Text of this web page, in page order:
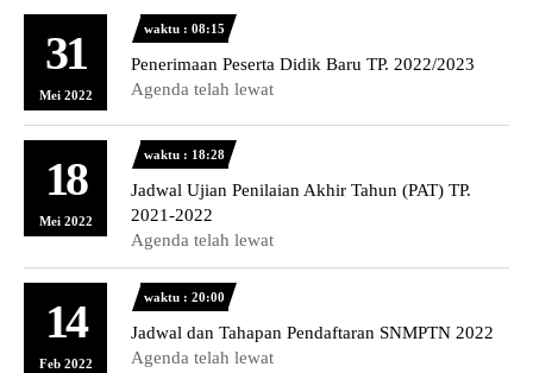
31
Mei 2022
waktu : 08:15
Penerimaan Peserta Didik Baru TP. 2022/2023
Agenda telah lewat
18
Mei 2022
waktu : 18:28
Jadwal Ujian Penilaian Akhir Tahun (PAT) TP.
2021-2022
Agenda telah lewat
14
Feb 2022
waktu : 20:00
Jadwal dan Tahapan Pendaftaran SNMPTN 2022
Agenda telah lewat